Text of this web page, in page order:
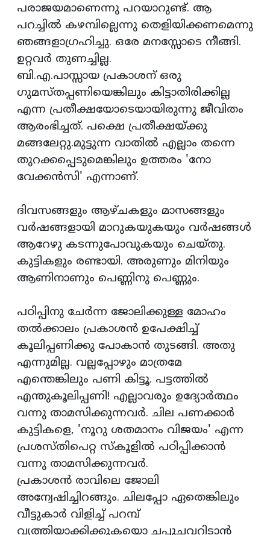
പരാജയമാണെന്നു പറയാറുണ്ട്. ആ
പറച്ചില്‍ കഴമ്പില്ലെന്നു തെളിയിക്കണമെന്നു
ഞങ്ങളാഗ്രഹിച്ചു. ഒരേ മനസ്സോടെ നീങ്ങി.
ഉറ്റവര്‍ തുണച്ചില്ല.
ബി.എ.പാസ്സായ പ്രകാശന് ഒരു
ഗുമസ്തപ്പണിയെങ്കിലും കിട്ടാതിരിക്കില്ല
എന്ന പ്രതീക്ഷയോടെയായിരുന്നു ജീവിതം
ആരംഭിച്ചത്. പക്ഷെ പ്രതീക്ഷയ്ക്കു
മങ്ങലേറ്റു.മുട്ടുന്ന വാതില്‍ എല്ലാം തന്നെ
തുറക്കപ്പെടുമെങ്കിലും ഉത്തരം 'നോ
വേക്കന്‍സി' എന്നാണ്.
ദിവസങ്ങളും ആഴ്ചകളും മാസങ്ങളും
വര്‍ഷങ്ങളായി മാറുകയുകയും വര്‍ഷങ്ങള്‍
ആറേഴു കടന്നുപോവുകയും ചെയ്തു.
കുട്ടികളും രണ്ടായി. അരുണും മിനിയും
ആണിനാണും പെണ്ണിനു പെണ്ണും.
പഠിപ്പിനു ചേര്‍ന്ന ജോലിക്കുള്ള മോഹം
തല്‍ക്കാലം പ്രകാശന്‍ ഉപേക്ഷിച്ച്
കൂലിപ്പണിക്കു പോകാന്‍ തുടങ്ങി. അതു
എന്നുമില്ല. വല്ലപ്പോഴും മാത്രമേ
എന്തെങ്കിലും പണി കിട്ടൂ. പട്ടത്തില്‍
എന്തുകൂലിപ്പണി! എല്ലാവരും ഉദ്യോര്‍ത്ഥം
വന്നു താമസിക്കുന്നവര്‍. ചില പണക്കാര്‍
കുട്ടികളെ, 'നൂറു ശതമാനം വിജയം' എന്ന
പ്രശസ്തിപെറ്റ സ്‌കൂളില്‍ പഠിപ്പിക്കാന്‍
വന്നു താമസിക്കുന്നവര്‍.
പ്രകാശന്‍ രാവിലെ ജോലി
അന്വേഷിച്ചിറങ്ങും. ചിലപ്പോ ഏതെങ്കിലും
വീട്ടുകാര്‍ വിളിച്ച് പറമ്പ്
വൃത്തിയാക്കിക്കുകയൊ ചപ്പുചവറിടാന്‍